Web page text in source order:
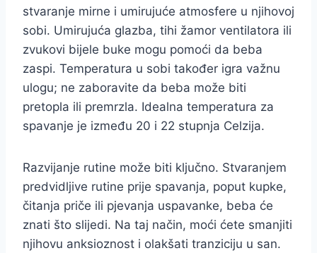
stvaranje mirne i umirujuće atmosfere u njihovoj
sobi. Umirujuća glazba, tihi žamor ventilatora ili
zvukovi bijele buke mogu pomoći da beba
zaspi. Temperatura u sobi također igra važnu
ulogu; ne zaboravite da beba može biti
pretopla ili premrzla. Idealna temperatura za
spavanje je između 20 i 22 stupnja Celzija.
Razvijanje rutine može biti ključno. Stvaranjem
predvidljive rutine prije spavanja, poput kupke,
čitanja priče ili pjevanja uspavanke, beba će
znati što slijedi. Na taj način, moći ćete smanjiti
njihovu anksioznost i olakšati tranziciju u san.